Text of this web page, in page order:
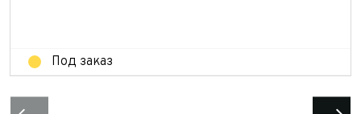
Под заказ